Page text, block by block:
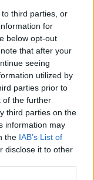
third parties, or
for
below opt-out
that after your
seeing
utilized by
parties prior to
of the further
third parties on the
information may
the IAB’s List of
disclose it to other